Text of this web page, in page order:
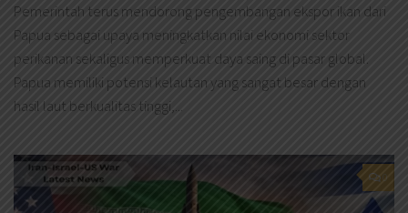
Pemerintah terus mendorong pengembangan ekspor ikan dari
Papua sebagai upaya meningkatkan nilai ekonomi sektor
perikanan sekaligus memperkuat daya saing di pasar global.
Papua memiliki potensi kelautan yang sangat besar dengan
hasil laut berkualitas tinggi,...
0